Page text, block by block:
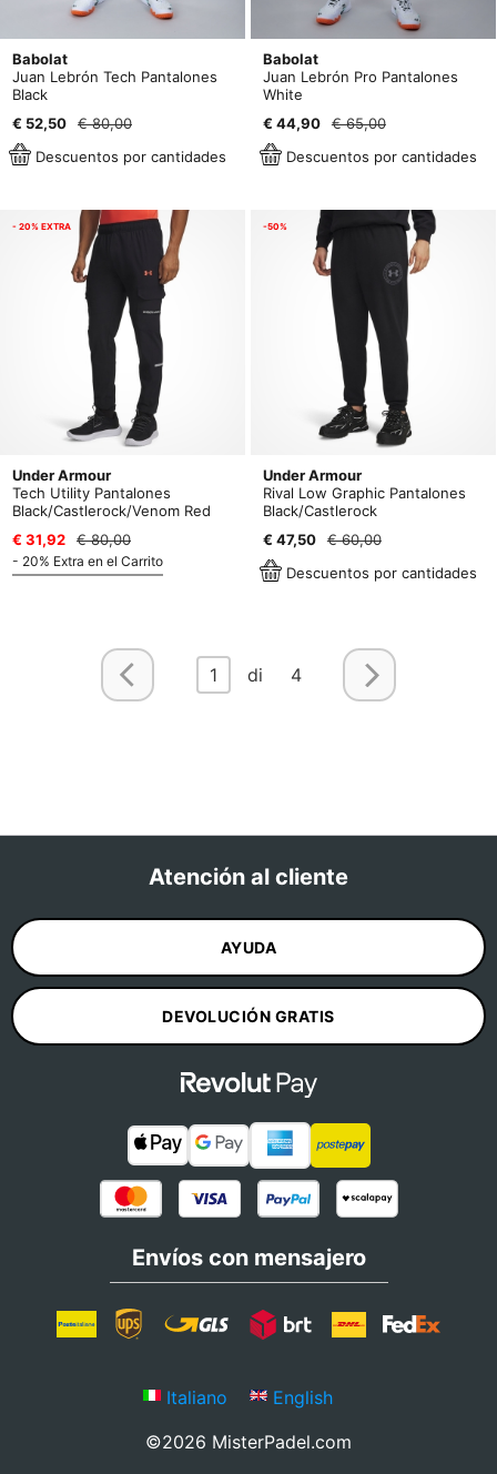
Babolat
Juan Lebrón Tech Pantalones
Black
€ 52,50
€ 80,00
Descuentos por cantidades
Babolat
Juan Lebrón Pro Pantalones
White
€ 44,90
€ 65,00
Descuentos por cantidades
- 20% EXTRA
Under Armour
Tech Utility Pantalones
Black/Castlerock/Venom Red
€ 31,92
€ 80,00
- 20% Extra en el Carrito
-50%
Under Armour
Rival Low Graphic Pantalones
Black/Castlerock
€ 47,50
€ 60,00
Descuentos por cantidades
1 di 4
Atención al cliente
AYUDA
DEVOLUCIÓN GRATIS
Envíos con mensajero
Italiano
English
©2026 MisterPadel.com